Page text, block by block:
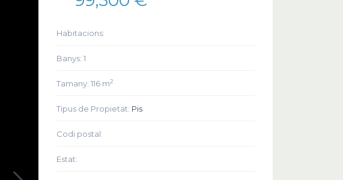
Habitacions:
Banys: 1
Tamany: 116 m2
Tipus de Propietat: Pis
Codi postal:
Estat: